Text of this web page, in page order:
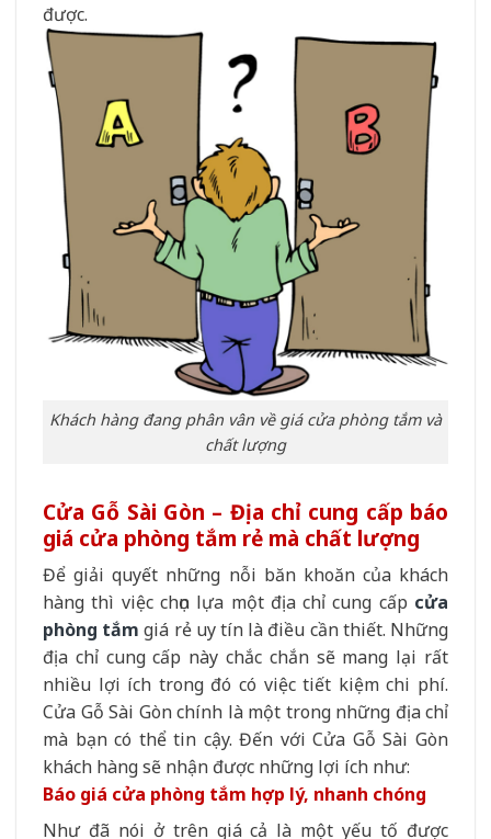
được.
Khách hàng đang phân vân về giá cửa phòng tắm và
chất lượng
Cửa Gỗ Sài Gòn – Địa chỉ cung cấp báo
giá cửa phòng tắm rẻ mà chất lượng
Để giải quyết những nỗi băn khoăn của khách
hàng thì việc chọn lựa một địa chỉ cung cấp cửa
phòng tắm giá rẻ uy tín là điều cần thiết. Những
địa chỉ cung cấp này chắc chắn sẽ mang lại rất
nhiều lợi ích trong đó có việc tiết kiệm chi phí.
Cửa Gỗ Sài Gòn chính là một trong những địa chỉ
mà bạn có thể tin cậy. Đến với Cửa Gỗ Sài Gòn
khách hàng sẽ nhận được những lợi ích như:
Báo giá cửa phòng tắm hợp lý, nhanh chóng
Như đã nói ở trên giá cả là một yếu tố được